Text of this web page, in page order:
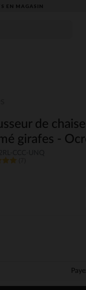
EN MAGASIN​
de
girafes -